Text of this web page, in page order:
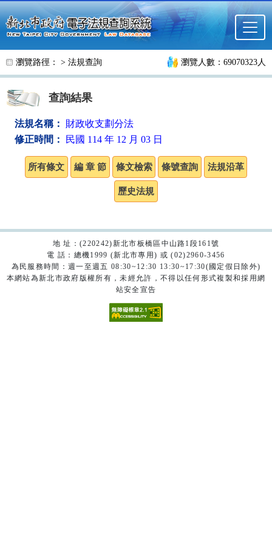
跳至主要內容
瀏覽路徑： > 法規查詢 瀏覽人數：69070323人
查詢結果
法規名稱：
財政收支劃分法
修正時間：
民國 114 年 12 月 03 日
地 址：(220242)新北市板橋區中山路1段161號
電 話：總機1999 (新北市專用) 或 (02)2960-3456
為民服務時間：週一至週五 08:30~12:30 13:30~17:30(國定假日除外)
本網站為新北市政府版權所有，未經允許，不得以任何形式複製和採用網
站安全宣告